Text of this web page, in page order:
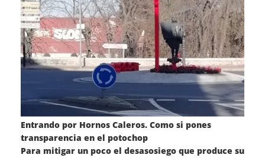
Entrando por Hornos Caleros. Como si pones
transparencia en el potochop
Para mitigar un poco el desasosiego que produce su